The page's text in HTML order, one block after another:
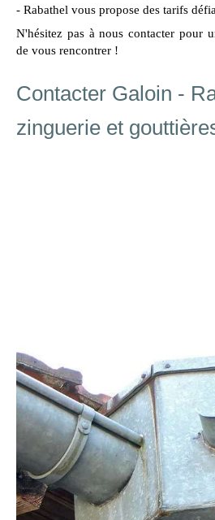
- Rabathel vous propose des tarifs
N'hésitez pas à nous contacter pour
de vous rencontrer !
Contacter Galoin -
zinguerie et